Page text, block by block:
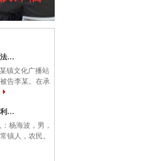
分…
通知
作
法…
镇文化广播站
告李某。在承
利…
海波，男，
镇人，农民。